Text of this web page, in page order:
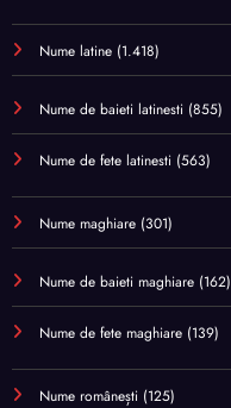
Nume latine (1.418)
Nume de baieti latinesti (855)
Nume de fete latinesti (563)
Nume maghiare (301)
Nume de baieti maghiare (162)
Nume de fete maghiare (139)
Nume românești (125)